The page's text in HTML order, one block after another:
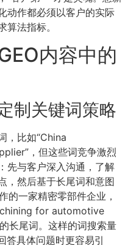
动作都必须以客户的实际
法指标。
内容中的
制关键词策略
，比如“China
，但这些词竞争激烈
先与客户深入沟通，了解
，然后基于长尾词和意图
的一家精密零部件企业，
for automotive
长尾词。这样的词搜索量
答具体问题时更容易引